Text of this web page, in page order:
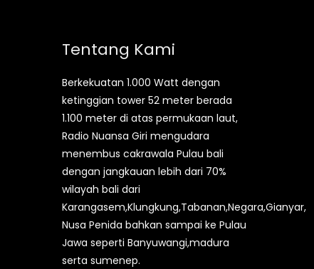
Tentang Kami
Berkekuatan 1.000 Watt dengan
ketinggian tower 52 meter berada
1.100 meter di atas permukaan laut,
Radio Nuansa Giri mengudara
menembus cakrawala Pulau bali
dengan jangkauan lebih dari 70%
wilayah bali dari
Karangasem,Klungkung,Tabanan,Negara,Gianyar,
Nusa Penida bahkan sampai ke Pulau
Jawa seperti Banyuwangi,madura
serta sumenep.